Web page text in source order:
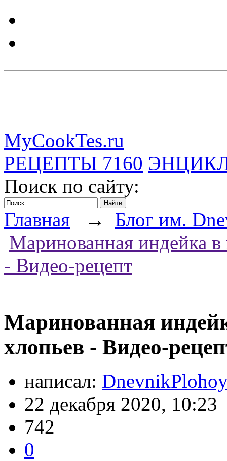
MyCookTes.ru
РЕЦЕПТЫ 7160
Поиск по сайту:
Главная → Блог им.
Маринованная индейка в
- Видео-рецепт
Маринованная
хлопьев - Видео-
написал:
22 декабря 2020, 10:23
742
0